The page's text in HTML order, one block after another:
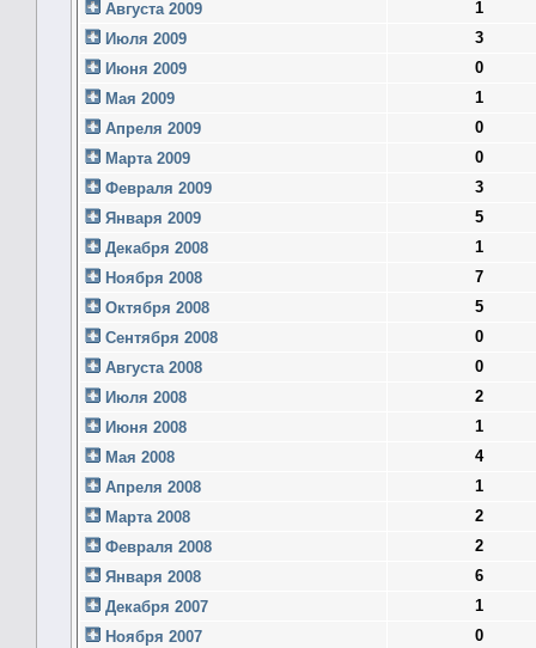
Августа 2009
1
Июля 2009
3
Июня 2009
0
Мая 2009
1
Апреля 2009
0
Марта 2009
0
Февраля 2009
3
Января 2009
5
Декабря 2008
1
Ноября 2008
7
Октября 2008
5
Сентября 2008
0
Августа 2008
0
Июля 2008
2
Июня 2008
1
Мая 2008
4
Апреля 2008
1
Марта 2008
2
Февраля 2008
2
Января 2008
6
Декабря 2007
1
Ноября 2007
0